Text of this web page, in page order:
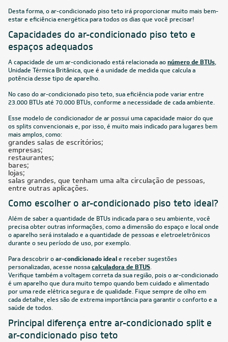
Desta forma, o ar-condicionado piso teto irá proporcionar muito mais bem-
estar e eficiência energética para todos os dias que você precisar!
Capacidades do ar-condicionado piso teto e
espaços adequados
A capacidade de um ar-condicionado está relacionada aonúmero de BTUs,
Unidade Térmica Britânica, que é a unidade de medida que calcula a
potência desse tipo de aparelho.
No caso do ar-condicionado piso teto, sua eficiência pode variar entre
23.000 BTUs até 70.000 BTUs, conforme a necessidade de cada ambiente.
Esse modelo de condicionador de ar possui uma capacidade maior do que
os splits convencionais e, por isso, é muito mais indicado para lugares bem
mais amplos, como:
grandes salas de escritórios;
empresas;
restaurantes;
bares;
lojas;
salas grandes, que tenham uma alta circulação de pessoas,
entre outras aplicações.
Como escolher o ar-condicionado piso teto ideal?
Além de saber a quantidade de BTUs indicada para o seu ambiente, você
precisa obter outras informações, como a dimensão do espaço e local onde
o aparelho será instalado e a quantidade de pessoas e eletroeletrônicos
durante o seu período de uso, por exemplo.
Para descobrir oar-condicionado ideale receber sugestões
personalizadas, acesse nossacalculadora de BTUS.
Verifique também a voltagem correta da sua região, pois o ar-condicionado
é um aparelho que dura muito tempo quando bem cuidado e alimentado
por uma rede elétrica segura e de qualidade. Fique sempre de olho em
cada detalhe, eles são de extrema importância para garantir o conforto e a
saúde de todos.
Principal diferença entre ar-condicionado split e
ar-condicionado piso teto